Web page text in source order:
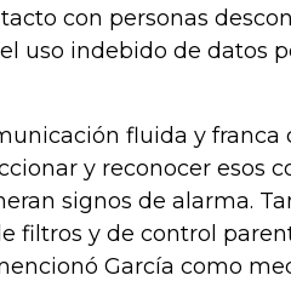
con personas
uso indebido de datos
fluida y franca
y reconocer esos
signos de alarma.
filtros y de control
García como